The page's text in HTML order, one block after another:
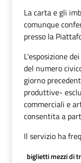
La carta e gli
comunque
presso la
L'esposizione
del numero
giorno
produttive-
commerciali e
consentita a
Il servizio ha
biglietti mezzi di